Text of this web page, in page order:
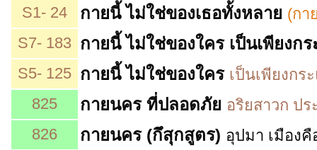
S1- 24 กายนี้ ไม่ใช่ของเธอทั้งหลาย (กา
S7- 183 กายนี้ ไม่ใช่ของใคร เป็นเพียงก
S5- 125 กายนี้ ไม่ใช่ของใคร เป็นเพียงกร
825
กายนคร ที่ปลอดภัย อริยสาวก ป
826
กายนคร (กึสุกสูตร) อุปมา เมือง